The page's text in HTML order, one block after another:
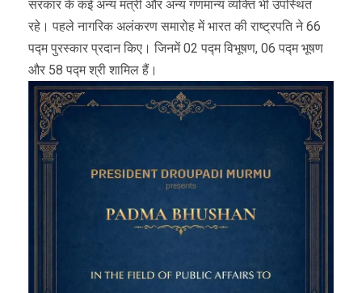
सरकार के कई अन्य मंत्री और अन्य गणमान्य व्यक्ति भी उपस्थित
रहे। पहले नागरिक अलंकरण समारोह में भारत की राष्ट्रपति ने 66
पद्म पुरस्कार प्रदान किए। जिनमें 02 पद्म विभूषण, 06 पद्म भूषण
और 58 पद्म श्री शामिल हैं।